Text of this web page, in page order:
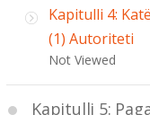
Kapitulli 4:
(1) Autoriteti
Not Viewed
Kapitulli 5: